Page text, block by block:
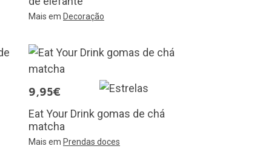
Mais em Decoração
9,95€
Eat Your Drink gomas de chá
matcha
Mais em Prendas doces